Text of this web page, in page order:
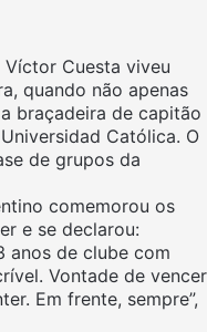
Cuesta viveu
quando não apenas
braçadeira de capitão
Católica. O
de grupos da
comemorou os
e se declarou:
anos de clube com
Vontade de vencer
Em frente, sempre”,